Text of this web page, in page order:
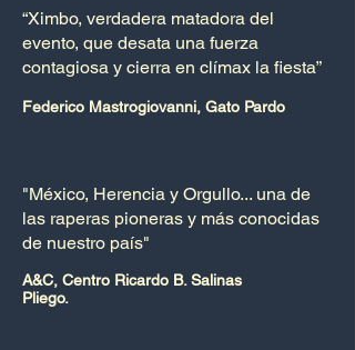
“Ximbo, verdadera matadora del
evento, que desata una fuerza
contagiosa y cierra en clímax la fiesta”
Federico Mastrogiovanni, Gato Pardo
"México, Herencia y Orgullo... una de
las raperas pioneras y más conocidas
de nuestro país"
A&C, Centro Ricardo B. Salinas
Pliego.